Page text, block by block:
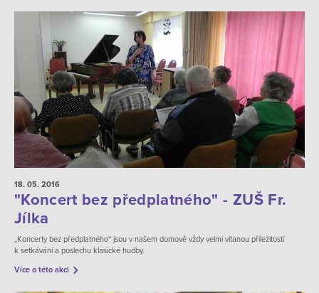
18. 05. 2016
"Koncert bez předplatného" - ZUŠ Fr.
Jílka
„Koncerty bez předplatného“ jsou v našem domově vždy velmi vítanou příležitostí
k setkávání a poslechu klasické hudby.
Více o této akci